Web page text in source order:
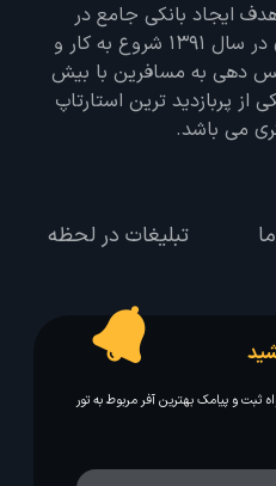
ایجاد بانکی جامع در
تمامی زمینه های گردشگری در سال 1391 شروع به کار و
سال سرویس دهی به مسافرین با بیش
از پربازدید ترین استارتاپ
می باشد.
تبلیغات در لحظه
و پیامک بهترین آفر مربوط به تور